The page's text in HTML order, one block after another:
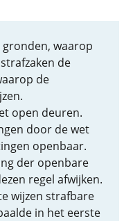
waarop
de
de
open deuren.
door de wet
openbaar.
der openbare
regel afwijken.
wijzen strafbare
in het eerste